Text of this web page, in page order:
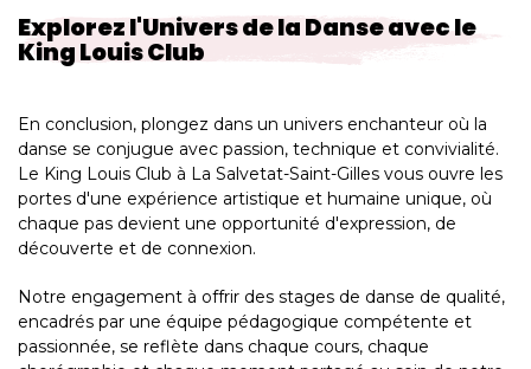
Explorez l'Univers de la Danse avec le
King Louis Club
En conclusion, plongez dans un univers enchanteur où la
danse se conjugue avec passion, technique et convivialité.
Le King Louis Club à La Salvetat-Saint-Gilles vous ouvre les
portes d'une expérience artistique et humaine unique, où
chaque pas devient une opportunité d'expression, de
découverte et de connexion.
Notre engagement à offrir des stages de danse de qualité,
encadrés par une équipe pédagogique compétente et
passionnée, se reflète dans chaque cours, chaque